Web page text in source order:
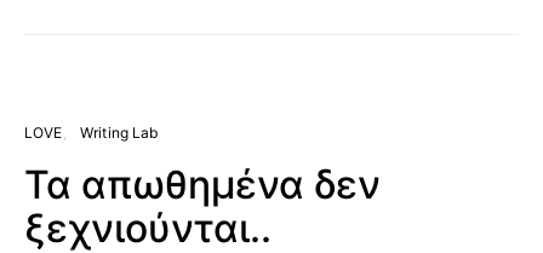
LOVE Writing Lab
Τα απωθημένα δεν
ξεχνιούνται..